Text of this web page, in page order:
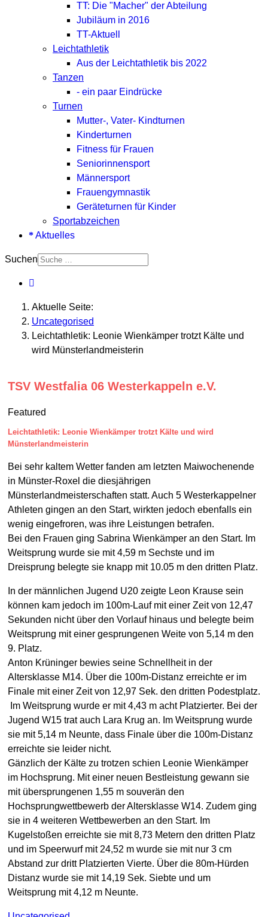
TT: Die "Macher" der Abteilung
Jubiläum in 2016
TT-Aktuell
Leichtathletik
Aus der Leichtathletik bis 2022
Tanzen
- ein paar Eindrücke
Turnen
Mutter-, Vater- Kindturnen
Kinderturnen
Fitness für Frauen
Seniorinnensport
Männersport
Frauengymnastik
Geräteturnen für Kinder
Sportabzeichen
Aktuelles
Suchen
Aktuelle Seite:
Uncategorised
Leichtathletik: Leonie Wienkämper trotzt Kälte und
wird Münsterlandmeisterin
TSV Westfalia 06 Westerkappeln e.V.
Featured
Leichtathletik: Leonie Wienkämper trotzt Kälte und wird
Münsterlandmeisterin
Bei sehr kaltem Wetter fanden am letzten Maiwochenende
in Münster-Roxel die diesjährigen
Münsterlandmeisterschaften statt. Auch 5 Westerkappelner
Athleten gingen an den Start, wirkten jedoch ebenfalls ein
wenig eingefroren, was ihre Leistungen betrafen.
Bei den Frauen ging Sabrina Wienkämper an den Start. Im
Weitsprung wurde sie mit 4,59 m Sechste und im
Dreisprung belegte sie knapp mit 10.05 m den dritten Platz.
In der männlichen Jugend U20 zeigte Leon Krause sein
können kam jedoch im 100m-Lauf mit einer Zeit von 12,47
Sekunden nicht über den Vorlauf hinaus und belegte beim
Weitsprung mit einer gesprungenen Weite von 5,14 m den
9. Platz.
Anton Krüninger bewies seine Schnellheit in der
Altersklasse M14. Über die 100m-Distanz erreichte er im
Finale mit einer Zeit von 12,97 Sek. den dritten Podestplatz.
Im Weitsprung wurde er mit 4,43 m acht Platzierter. Bei der
Jugend W15 trat auch Lara Krug an. Im Weitsprung wurde
sie mit 5,14 m Neunte, dass Finale über die 100m-Distanz
erreichte sie leider nicht.
Gänzlich der Kälte zu trotzen schien Leonie Wienkämper
im Hochsprung. Mit einer neuen Bestleistung gewann sie
mit übersprungenen 1,55 m souverän den
Hochsprungwettbewerb der Altersklasse W14. Zudem ging
sie in 4 weiteren Wettbewerben an den Start. Im
Kugelstoßen erreichte sie mit 8,73 Metern den dritten Platz
und im Speerwurf mit 24,52 m wurde sie mit nur 3 cm
Abstand zur dritt Platzierten Vierte. Über die 80m-Hürden
Distanz wurde sie mit 14,19 Sek. Siebte und um
Weitsprung mit 4,12 m Neunte.